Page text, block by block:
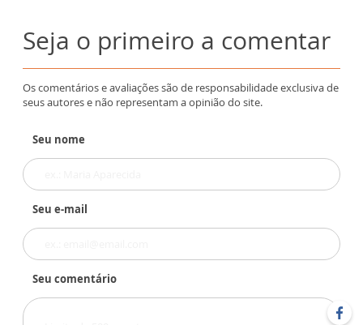
Seja o primeiro a comentar
Os comentários e avaliações são de responsabilidade exclusiva de
seus autores e não representam a opinião do site.
Seu nome
Seu e-mail
Seu comentário